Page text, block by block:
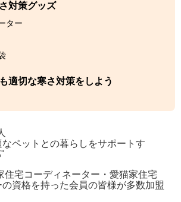
対策グッズ
ター
適切な寒さ対策をしよう
ペットとの暮らしをサポートす
住宅コーディネーター・愛猫家住宅
資格を持った会員の皆様が多数加盟